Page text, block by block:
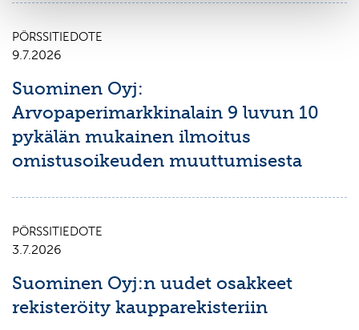
PÖRSSITIEDOTE
9.7.2026
Suominen Oyj:
Arvopaperimarkkinalain 9 luvun 10
pykälän mukainen ilmoitus
omistusoikeuden muuttumisesta
PÖRSSITIEDOTE
3.7.2026
Suominen Oyj:n uudet osakkeet
rekisteröity kaupparekisteriin